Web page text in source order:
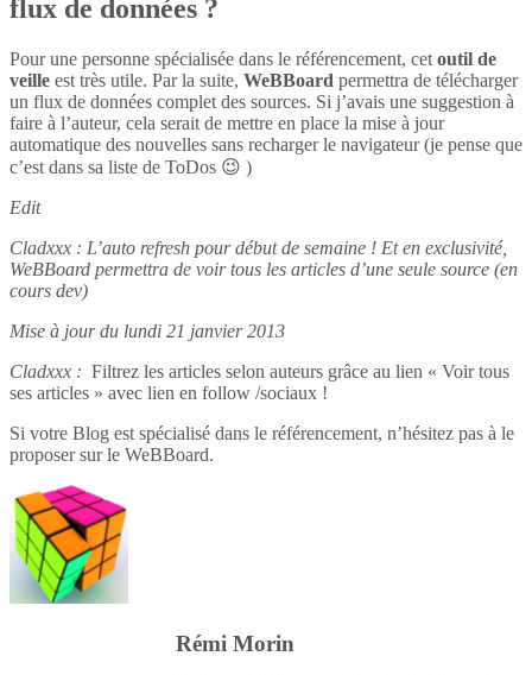
flux de données ?
Pour une personne spécialisée dans le référencement, cet outil de
veille est très utile. Par la suite, WeBBoard permettra de télécharger
un flux de données complet des sources. Si j’avais une suggestion à
faire à l’auteur, cela serait de mettre en place la mise à jour
automatique des nouvelles sans recharger le navigateur (je pense que
c’est dans sa liste de ToDos 😉 )
Edit
Cladxxx : L’auto refresh pour début de semaine ! Et en exclusivité,
WeBBoard permettra de voir tous les articles d’une seule source (en
cours dev)
Mise à jour du lundi 21 janvier 2013
Cladxxx : Filtrez les articles selon auteurs grâce au lien « Voir tous
ses articles » avec lien en follow /sociaux !
Si votre Blog est spécialisé dans le référencement, n’hésitez pas à le
proposer sur le WeBBoard.
Rémi Morin